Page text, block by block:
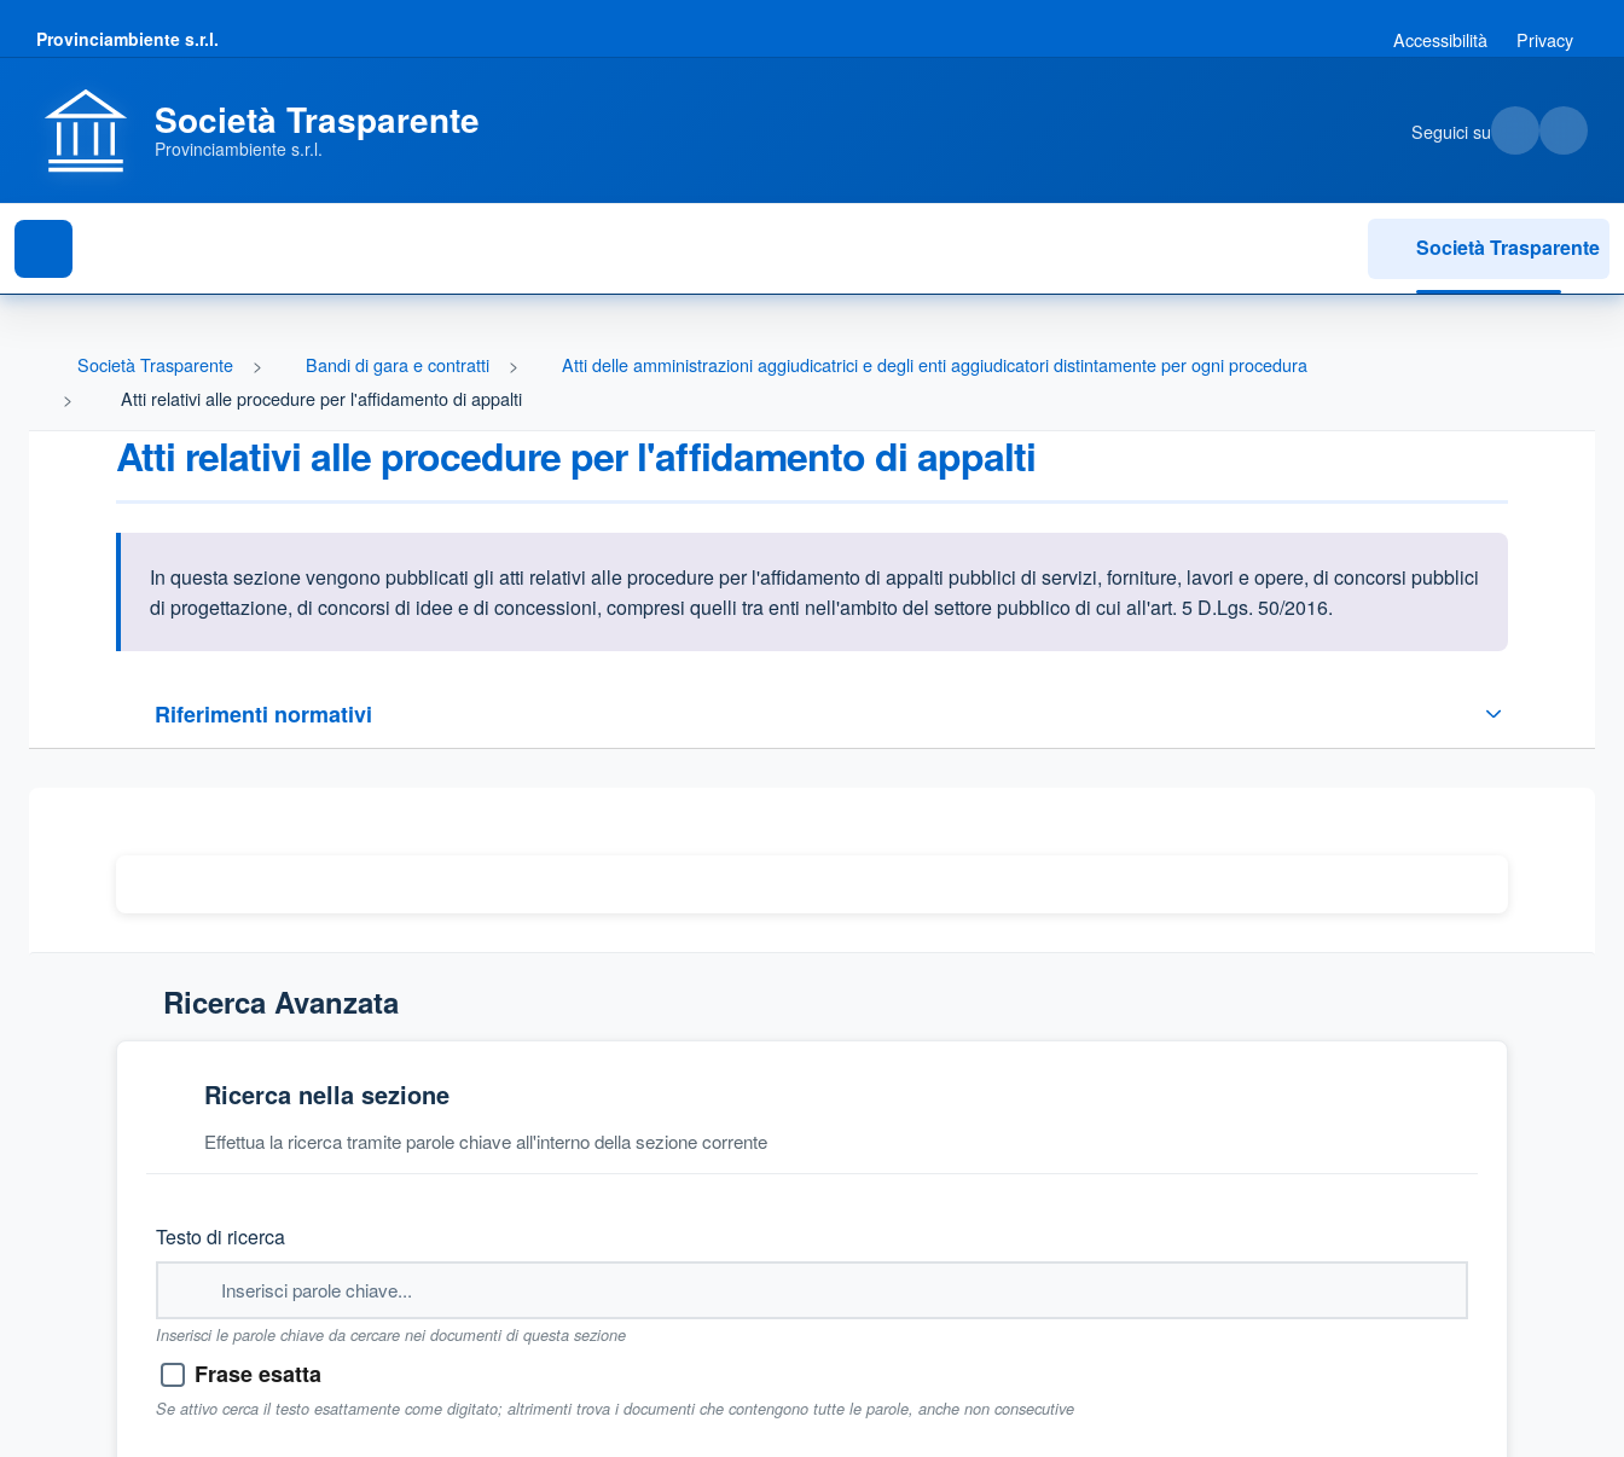
Provinciambiente s.r.l. Accessibilità Privacy
Società Trasparente
Provinciambiente s.r.l.
Seguici su
Società Trasparente
Società Trasparente Bandi di gara e contratti
Atti delle amministrazioni aggiudicatrici e degli enti aggiudicatori distintamente per ogni procedura
Atti relativi alle procedure per l'affidamento di appalti
Atti relativi alle procedure per l'affidamento di appalti
Informazioni introduttive
In questa sezione vengono pubblicati gli atti relativi alle procedure per l'affidamento di appalti pubblici di servizi, forniture, lavori e opere, di concorsi pubblici
di progettazione, di concorsi di idee e di concessioni, compresi quelli tra enti nell'ambito del settore pubblico di cui all'art. 5 D.Lgs. 50/2016.
Riferimenti normativi
Sezione compressa
Ricerca Avanzata
Ricerca nella sezione
Effettua la ricerca tramite parole chiave all'interno della sezione corrente
Testo di ricerca
Inserisci le parole chiave da cercare nei documenti di questa sezione
Frase esatta
Se attivo cerca il testo esattamente come digitato; altrimenti trova i documenti che contengono tutte le parole, anche non consecutive